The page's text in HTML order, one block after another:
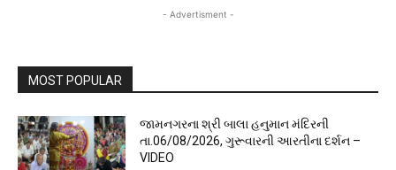
- Advertisment -
MOST POPULAR
જામનગરના શ્રી બાલા હનુમાન મંદિરની
તા.06/08/2026, ગુરૂવારની આરતીના દર્શન –
VIDEO